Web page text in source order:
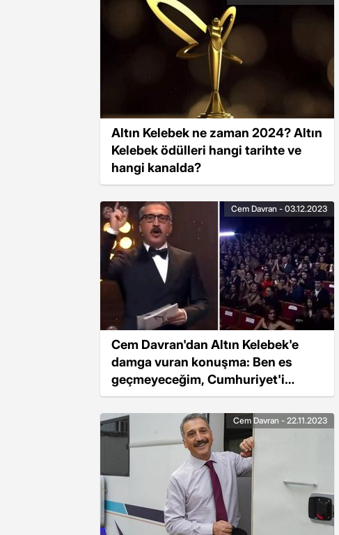
Altın Kelebek ne zaman 2024? Altın
Kelebek ödülleri hangi tarihte ve
hangi kanalda?
Cem Davran'dan Altın Kelebek'e
damga vuran konuşma: Ben es
geçmeyeceğim, Cumhuriyet'i
Atatürk ve silah arkadaşlarına
borçluyuz
Cem Davran - 03.12.2023
Cem Davran - 22.11.2023